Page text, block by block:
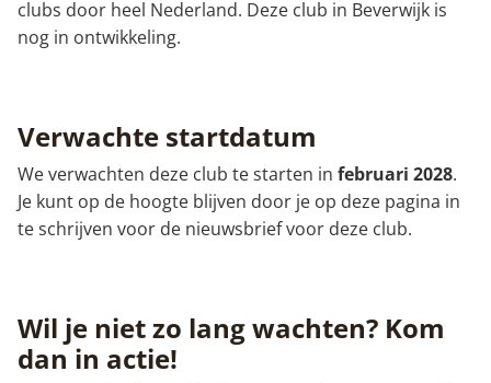
clubs door heel Nederland. Deze club in Beverwijk is
nog in ontwikkeling.
Verwachte startdatum
We verwachten deze club te starten in februari 2028.
Je kunt op de hoogte blijven door je op deze pagina in
te schrijven voor de nieuwsbrief voor deze club.
Wil je niet zo lang wachten? Kom
dan in actie!